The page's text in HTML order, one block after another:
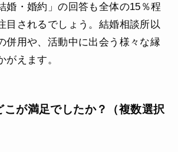
婚・婚約」の回答も全体の15％程
目されるでしょう。結婚相談所以
併用や、活動中に出会う様々な縁
がえます。
こが満足でしたか？（複数選択